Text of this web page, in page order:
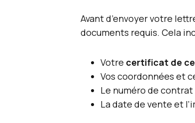
Avant d’envoyer votre
documents requis. Cela
Votre certificat de
Vos coordonnées et
Le numéro de contrat
La date de vente et